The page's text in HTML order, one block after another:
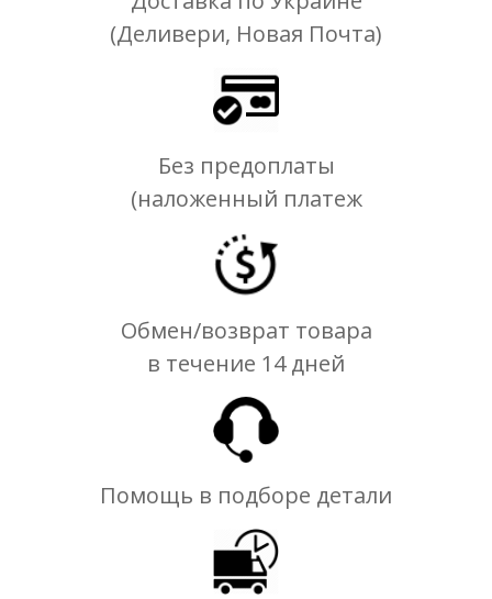
(Деливери, Новая Почта)
Без предоплаты
(наложенный платеж
Обмен/возврат товара
в течение 14 дней
Помощь в подборе детали